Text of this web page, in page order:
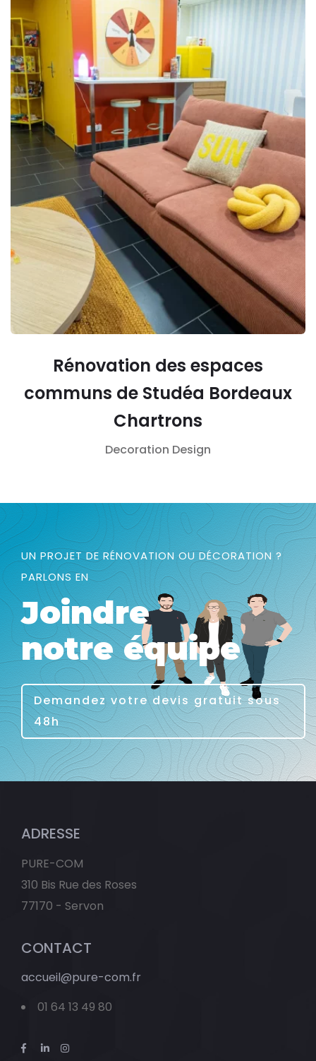
Rénovation des espaces
communs de Studéa Bordeaux
Chartrons
Decoration Design
UN PROJET DE RÉNOVATION OU DÉCORATION ?
PARLONS EN
Joindre
notre équipe
Demandez votre devis gratuit sous
48h
ADRESSE
PURE-COM
310 Bis Rue des Roses
77170 - Servon
CONTACT
accueil@pure-com.fr
01 64 13 49 80